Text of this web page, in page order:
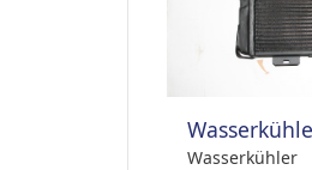
Wasserkühler